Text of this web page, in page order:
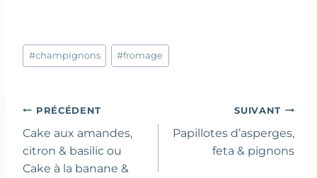
Étiquettes
de
#champignons #fromage
Navigation
de
l’article
PRÉCÉDENT
Cake aux amandes,
citron & basilic ou
Cake à la banane &
SUIVANT
Papillotes d’asperges,
feta & pignons